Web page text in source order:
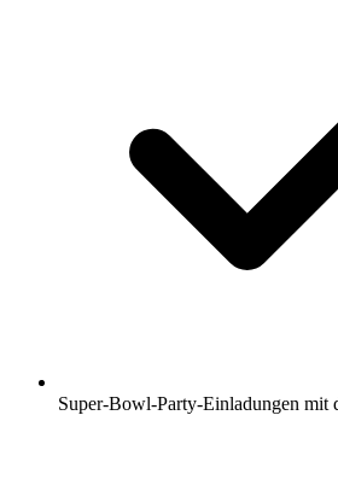
Super-Bowl-Party-Einladungen mit